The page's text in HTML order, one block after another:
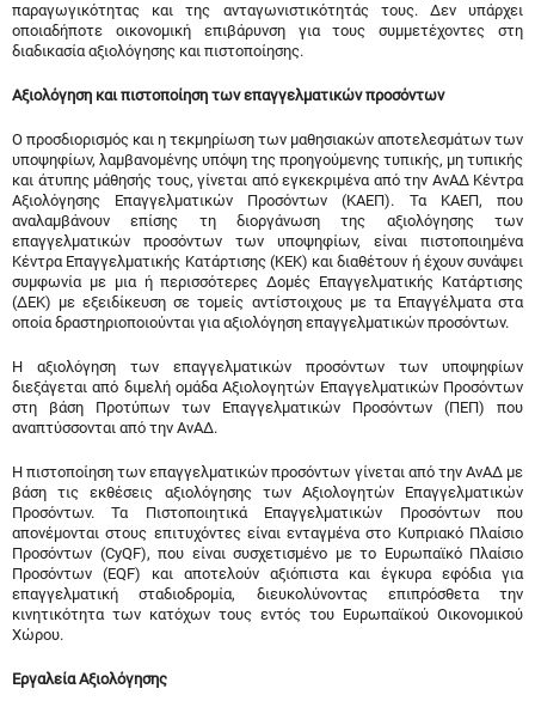
παραγωγικότητας και της ανταγωνιστικότητάς τους. Δεν υπάρχει
οποιαδήποτε οικονομική επιβάρυνση για τους συμμετέχοντες στη
διαδικασία αξιολόγησης και πιστοποίησης.
Αξιολόγηση και πιστοποίηση των επαγγελματικών προσόντων
Ο προσδιορισμός και η τεκμηρίωση των μαθησιακών αποτελεσμάτων των
υποψηφίων, λαμβανομένης υπόψη της προηγούμενης τυπικής, μη τυπικής
και άτυπης μάθησής τους, γίνεται από εγκεκριμένα από την ΑνΑΔ Κέντρα
Αξιολόγησης Επαγγελματικών Προσόντων (ΚΑΕΠ). Τα ΚΑΕΠ, που
αναλαμβάνουν επίσης τη διοργάνωση της αξιολόγησης των
επαγγελματικών προσόντων των υποψηφίων, είναι πιστοποιημένα
Κέντρα Επαγγελματικής Κατάρτισης (ΚΕΚ) και διαθέτουν ή έχουν συνάψει
συμφωνία με μια ή περισσότερες Δομές Επαγγελματικής Κατάρτισης
(ΔΕΚ) με εξειδίκευση σε τομείς αντίστοιχους με τα Επαγγέλματα στα
οποία δραστηριοποιούνται για αξιολόγηση επαγγελματικών προσόντων.
Η αξιολόγηση των επαγγελματικών προσόντων των υποψηφίων
διεξάγεται από διμελή ομάδα Αξιολογητών Επαγγελματικών Προσόντων
στη βάση Προτύπων των Επαγγελματικών Προσόντων (ΠΕΠ) που
αναπτύσσονται από την ΑνΑΔ.
Η πιστοποίηση των επαγγελματικών προσόντων γίνεται από την ΑνΑΔ με
βάση τις εκθέσεις αξιολόγησης των Αξιολογητών Επαγγελματικών
Προσόντων. Τα Πιστοποιητικά Επαγγελματικών Προσόντων που
απονέμονται στους επιτυχόντες είναι ενταγμένα στο Κυπριακό Πλαίσιο
Προσόντων (CyQF), που είναι συσχετισμένο με το Ευρωπαϊκό Πλαίσιο
Προσόντων (EQF) και αποτελούν αξιόπιστα και έγκυρα εφόδια για
επαγγελματική σταδιοδρομία, διευκολύνοντας επιπρόσθετα την
κινητικότητα των κατόχων τους εντός του Ευρωπαϊκού Οικονομικού
Χώρου.
Εργαλεία Αξιολόγησης